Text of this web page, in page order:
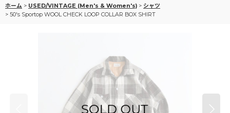
ホーム > USED/VINTAGE (Men's & Women's) > シャツ
> 50's Sportop WOOL CHECK LOOP COLLAR BOX SHIRT